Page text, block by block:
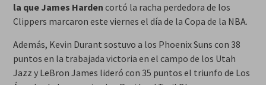
la que James Harden cortó la racha perdedora de los
Clippers marcaron este viernes el día de la Copa de la NBA.
Además, Kevin Durant sostuvo a los Phoenix Suns con 38
puntos en la trabajada victoria en el campo de los Utah
Jazz y LeBron James lideró con 35 puntos el triunfo de Los